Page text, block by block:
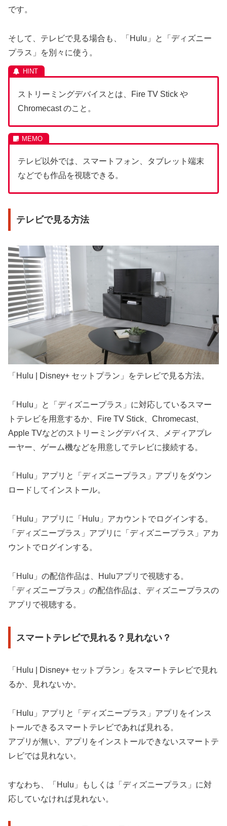
です。
そして、テレビで見る場合も、「Hulu」と「ディズニー
プラス」を別々に使う。
ストリーミングデバイスとは、Fire TV Stick や
Chromecast のこと。
テレビ以外では、スマートフォン、タブレット端末
などでも作品を視聴できる。
テレビで見る方法
「Hulu | Disney+ セットプラン」をテレビで見る方法。
「Hulu」と「ディズニープラス」に対応しているスマー
トテレビを用意するか、Fire TV Stick、Chromecast、
Apple TVなどのストリーミングデバイス、メディアプレ
ーヤー、ゲーム機などを用意してテレビに接続する。
「Hulu」アプリと「ディズニープラス」アプリをダウン
ロードしてインストール。
「Hulu」アプリに「Hulu」アカウントでログインする。
「ディズニープラス」アプリに「ディズニープラス」アカ
ウントでログインする。
「Hulu」の配信作品は、Huluアプリで視聴する。
「ディズニープラス」の配信作品は、ディズニープラスの
アプリで視聴する。
スマートテレビで見れる？見れない？
「Hulu | Disney+ セットプラン」をスマートテレビで見れ
るか、見れないか。
「Hulu」アプリと「ディズニープラス」アプリをインス
トールできるスマートテレビであれば見れる。
アプリが無い、アプリをインストールできないスマートテ
レビでは見れない。
すなわち、「Hulu」もしくは「ディズニープラス」に対
応していなければ見れない。